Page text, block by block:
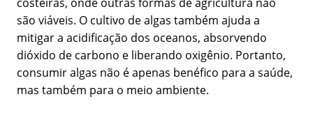
costeiras, onde outras formas de agricultura não
são viáveis. O cultivo de algas também ajuda a
mitigar a acidificação dos oceanos, absorvendo
dióxido de carbono e liberando oxigênio. Portanto,
consumir algas não é apenas benéfico para a saúde,
mas também para o meio ambiente.